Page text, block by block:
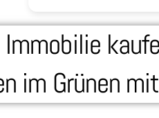
Immobilie
im Grünen